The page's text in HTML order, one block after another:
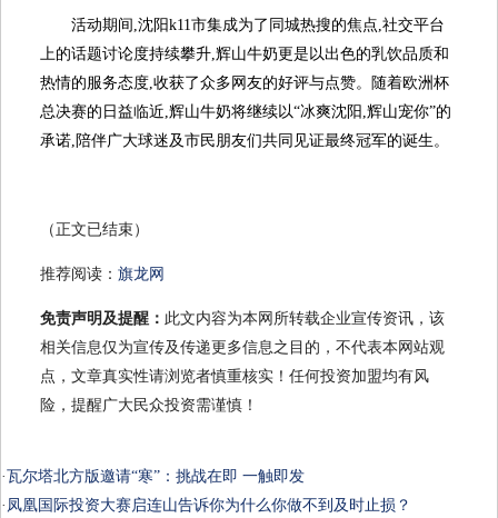
活动期间,沈阳k11市集成为了同城热搜的焦点,社交平台
上的话题讨论度持续攀升,辉山牛奶更是以出色的乳饮品质和
热情的服务态度,收获了众多网友的好评与点赞。随着欧洲杯
总决赛的日益临近,辉山牛奶将继续以“冰爽沈阳,辉山宠你”的
承诺,陪伴广大球迷及市民朋友们共同见证最终冠军的诞生。
（正文已结束）
推荐阅读： 旗龙网
免责声明及提醒： 此文内容为本网所转载企业宣传资讯，该
相关信息仅为宣传及传递更多信息之目的，不代表本网站观
点，文章真实性请浏览者慎重核实！任何投资加盟均有风
险，提醒广大民众投资需谨慎！
·瓦尔塔北方版邀请“寒”：挑战在即 一触即发
· 凤凰国际投资大赛启连山告诉你为什么你做不到及时止损？